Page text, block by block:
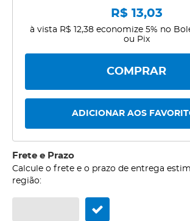
R$ 13,03
à vista R$ 12,38 economize 5% no
ou Pix
COMPRAR
ADICIONAR AOS
Frete e Prazo
Calcule o frete e o prazo de entrega
região: